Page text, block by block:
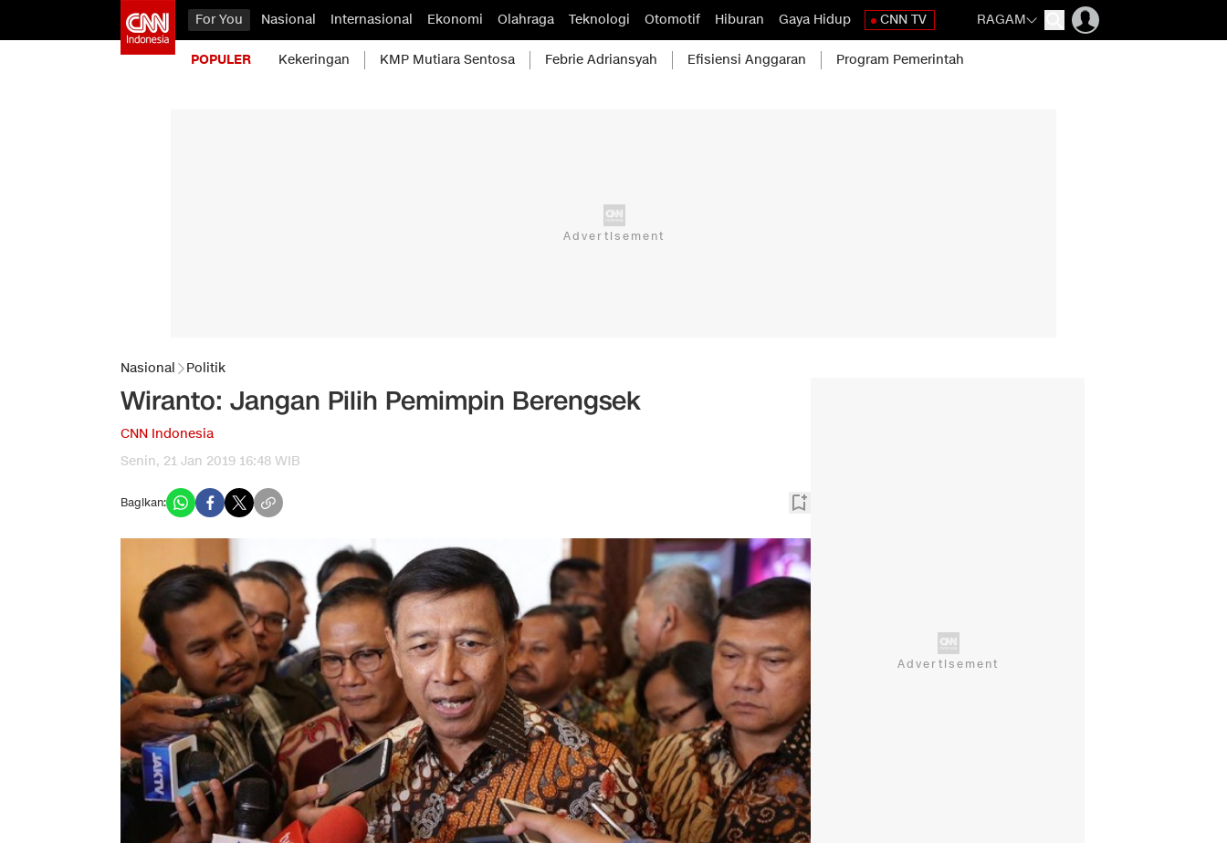
For You Nasional Internasional Ekonomi Olahraga Teknologi Otomotif Hiburan Gaya Hidup CNN TV RAGAM
POPULER Kekeringan KMP Mutiara Sentosa Febrie Adriansyah Efisiensi Anggaran Program Pemerintah
Nasional Politik
Wiranto: Jangan Pilih Pemimpin Berengsek
CNN Indonesia
Senin, 21 Jan 2019 16:48 WIB
Bagikan: